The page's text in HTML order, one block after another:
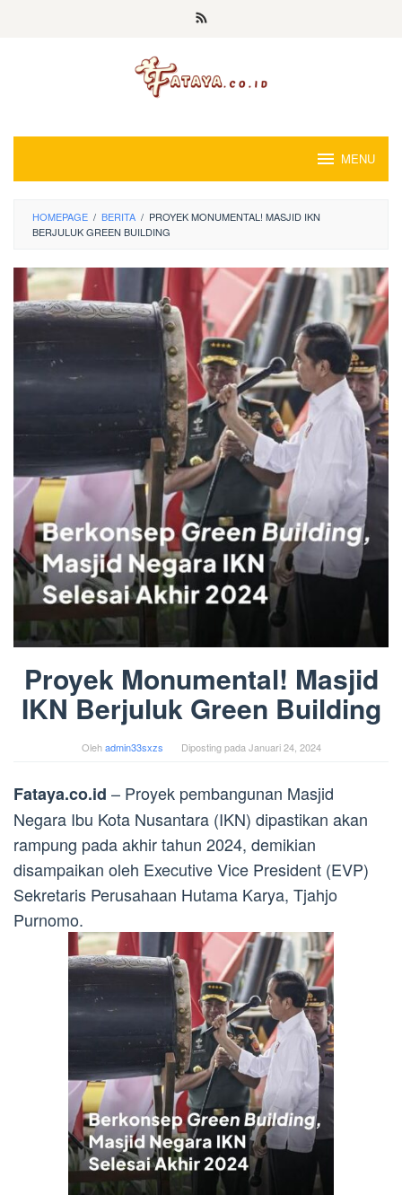
MENU
HOMEPAGE / BERITA / PROYEK MONUMENTAL! MASJID IKN
BERJULUK GREEN BUILDING
Proyek Monumental! Masjid
IKN Berjuluk Green Building
Olehadmin33sxzs Diposting padaJanuari 24, 2024
Fataya.co.id – Proyek pembangunan Masjid
Negara Ibu Kota Nusantara (IKN) dipastikan akan
rampung pada akhir tahun 2024, demikian
disampaikan oleh Executive Vice President (EVP)
Sekretaris Perusahaan Hutama Karya, Tjahjo
Purnomo.